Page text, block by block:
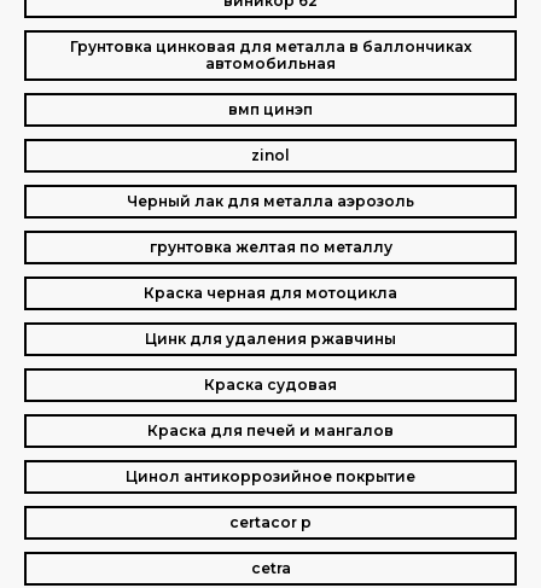
Грунтовка цинковая для металла в баллончиках
автомобильная
вмп цинэп
zinol
Черный лак для металла аэрозоль
грунтовка желтая по металлу
Краска черная для мотоцикла
Цинк для удаления ржавчины
Краска судовая
Краска для печей и мангалов
Цинол антикоррозийное покрытие
certacor p
cetra